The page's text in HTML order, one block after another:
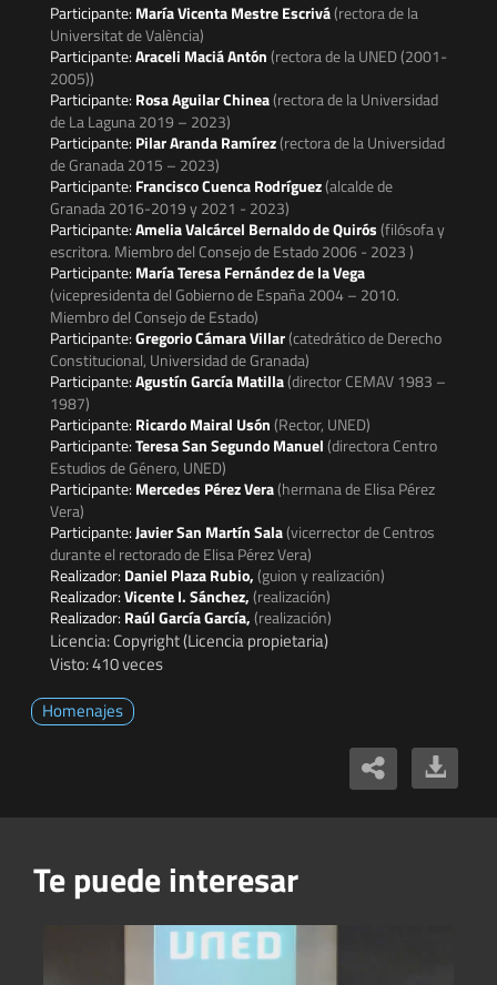
Participante: María Vicenta Mestre Escrivá(rectora de la
Universitat de València)
Participante:Araceli Maciá Antón(rectora de la UNED (2001-
2005))
Participante: Rosa Aguilar Chinea(rectora de la Universidad
de La Laguna 2019 – 2023)
Participante: Pilar Aranda Ramírez(rectora de la Universidad
de Granada 2015 – 2023)
Participante: Francisco Cuenca Rodríguez(alcalde de
Granada 2016-2019 y 2021 - 2023)
Participante:Amelia Valcárcel Bernaldo de Quirós(filósofa y
escritora. Miembro del Consejo de Estado 2006 - 2023 )
Participante: María Teresa Fernández de la Vega
(vicepresidenta del Gobierno de España 2004 – 2010.
Miembro del Consejo de Estado)
Participante:Gregorio Cámara Villar(catedrático de Derecho
Constitucional, Universidad de Granada)
Participante:Agustín García Matilla(director CEMAV 1983 –
1987)
Participante: Ricardo Mairal Usón(Rector, UNED)
Participante:Teresa San Segundo Manuel(directora Centro
Estudios de Género, UNED)
Participante: Mercedes Pérez Vera(hermana de Elisa Pérez
Vera)
Participante:Javier San Martín Sala(vicerrector de Centros
durante el rectorado de Elisa Pérez Vera)
Realizador: Daniel Plaza Rubio,(guion y realización)
Realizador:Vicente I. Sánchez,(realización)
Realizador: Raúl García García,(realización)
Licencia: Copyright (Licencia propietaria)
Visto: 410 veces
Homenajes
Te puede interesar